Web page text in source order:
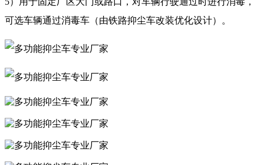
可选车辆通过消毒车（由铁路抑尘车改装优化设计）。